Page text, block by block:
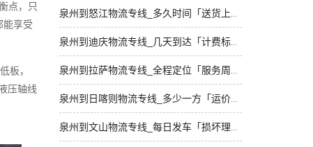
点，只
能享受
板，
压轴线
泉州到怒江物流专线_多久时间「送货上门」
泉州到迪庆物流专线_几天到达「计费标准」
泉州到拉萨物流专线_全程定位「服务周到」
泉州到日喀则物流专线_多少一方「运价行情」
泉州到文山物流专线_每日发车「损坏理赔」